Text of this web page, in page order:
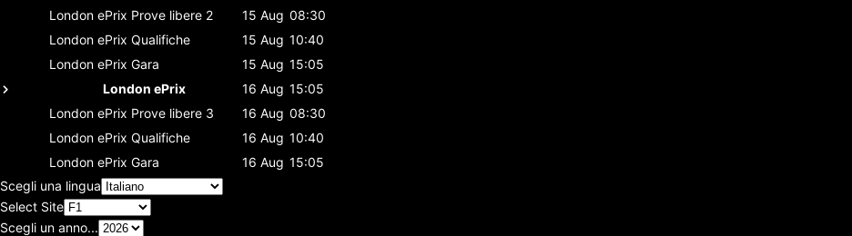
London ePrix Prove libere 2 15 Aug 08:30
London ePrix Qualifiche 15 Aug 10:40
London ePrix Gara 15 Aug 15:05
London ePrix
16 Aug 15:05
London ePrix Prove libere 3 16 Aug 08:30
London ePrix Qualifiche 16 Aug 10:40
London ePrix Gara 16 Aug 15:05
Scegli una lingua
Select Site
Scegli un anno...